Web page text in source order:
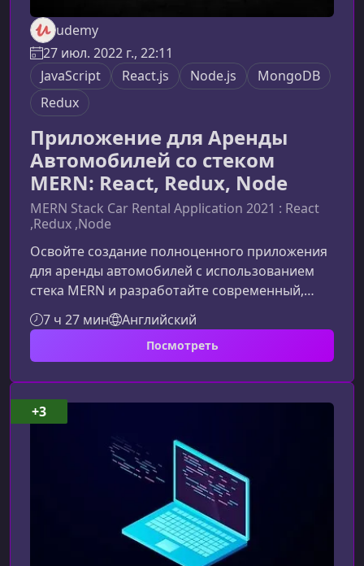
udemy
27 июл. 2022 г., 22:11
JavaScript
React.js Node.js
MongoDB
Redux
Приложение для Аренды
Автомобилей со стеком
MERN: React, Redux, Node
MERN Stack Car Rental Application 2021 : React
,Redux ,Node
Освойте создание полноценного приложения
для аренды автомобилей с использованием
стека MERN и разработайте современный,
быстрый и масштабируемый сервис. Этот курс
поможет вам разобрать архитектуру
реального проекта, научит работать с
клиентской и серверной частью в единой
экосистеме JavaScript и уверенно применять
React, Redux, Node.js и MongoDB в
продакшене.Что представляет собой
приложение для аренды автомобилей на
MERNНа протяжении курса вы
7 ч 27 мин Английский
Посмотреть
+3